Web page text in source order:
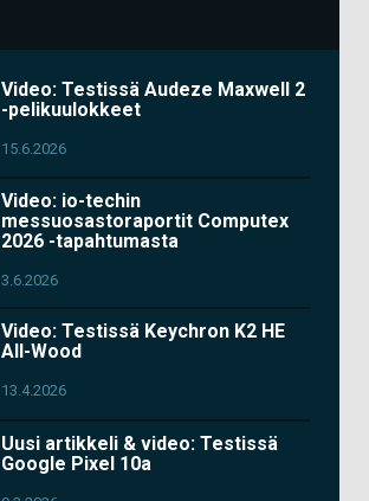
Video: Testissä Audeze Maxwell 2
-pelikuulokkeet
15.6.2026
Video: io-techin
messuosastoraportit Computex
2026 -tapahtumasta
3.6.2026
Video: Testissä Keychron K2 HE
All-Wood
13.4.2026
Uusi artikkeli & video: Testissä
Google Pixel 10a